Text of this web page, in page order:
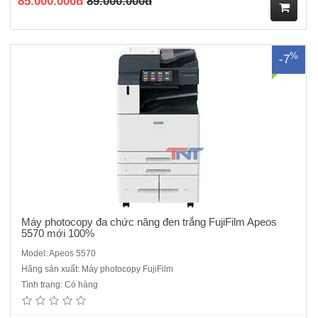
ua
-7%
Máy photocopy đa chức năng đen trắng FujiFilm Apeos
5570 mới 100%
Model: Apeos 5570
Hãng sản xuất: Máy photocopy FujiFilm
Tình trạng: Có hàng
mạng - quét màuChức năng Copy:Tốc độ copy: 65 bản/phútBộ phận
tự động nạp và đảo bản gốc: Có sẵn, 250 tờBộ nhớ chuẩn: 4GBỔ